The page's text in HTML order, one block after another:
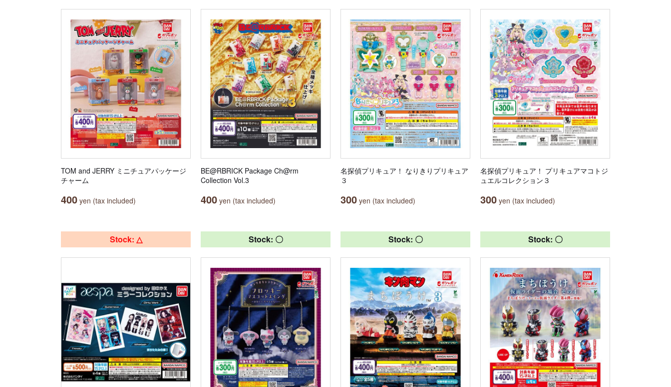
TOM and JERRY ミニチュアパッケージ
チャーム
400 yen (tax included)
BE@RBRICK Package Ch@rm
Collection Vol.3
400 yen (tax included)
名探偵プリキュア！ なりきりプリキュア
３
300 yen (tax included)
名探偵プリキュア！ プリキュアマコトジ
ュエルコレクション３
300 yen (tax included)
Stock: △ Stock: 〇 Stock: 〇 Stock: 〇